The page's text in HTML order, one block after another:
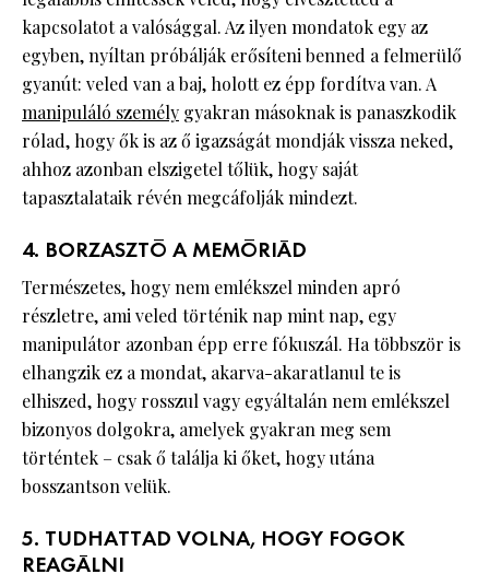
kapcsolatot a valósággal. Az ilyen mondatok egy az
egyben, nyíltan próbálják erősíteni benned a felmerülő
gyanút: veled van a baj, holott ez épp fordítva van. A
manipuláló személy gyakran másoknak is panaszkodik
rólad, hogy ők is az ő igazságát mondják vissza neked,
ahhoz azonban elszigetel tőlük, hogy saját
tapasztalataik révén megcáfolják mindezt.
4. BORZASZTÓ A MEMÓRIÁD
Természetes, hogy nem emlékszel minden apró
részletre, ami veled történik nap mint nap, egy
manipulátor azonban épp erre fókuszál. Ha többször is
elhangzik ez a mondat, akarva-akaratlanul te is
elhiszed, hogy rosszul vagy egyáltalán nem emlékszel
bizonyos dolgokra, amelyek gyakran meg sem
történtek – csak ő találja ki őket, hogy utána
bosszantson velük.
5. TUDHATTAD VOLNA, HOGY FOGOK
REAGÁLNI